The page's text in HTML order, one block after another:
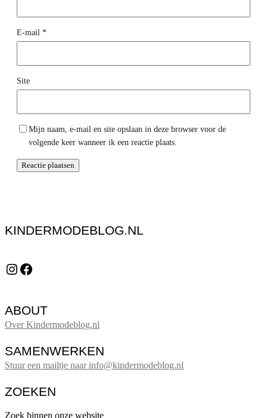
E-mail *
Site
Mijn naam, e-mail en site opslaan in deze browser voor de
volgende keer wanneer ik een reactie plaats.
KINDERMODEBLOG.NL
Instagram Facebook
ABOUT
Over Kindermodeblog.nl
SAMENWERKEN
Stuur een mailtje naar info@kindermodeblog.nl
ZOEKEN
Zoek binnen onze website